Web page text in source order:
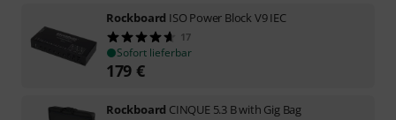
Rockboard ISO Power Block V9 IEC
17
Sofort lieferbar
179 €
Rockboard CINQUE 5.3 B with Gig Bag